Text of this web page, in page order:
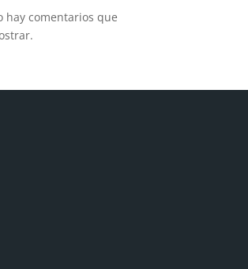
hay comentarios que